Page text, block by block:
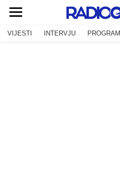
VIJESTI INTERVJU PROGRAM